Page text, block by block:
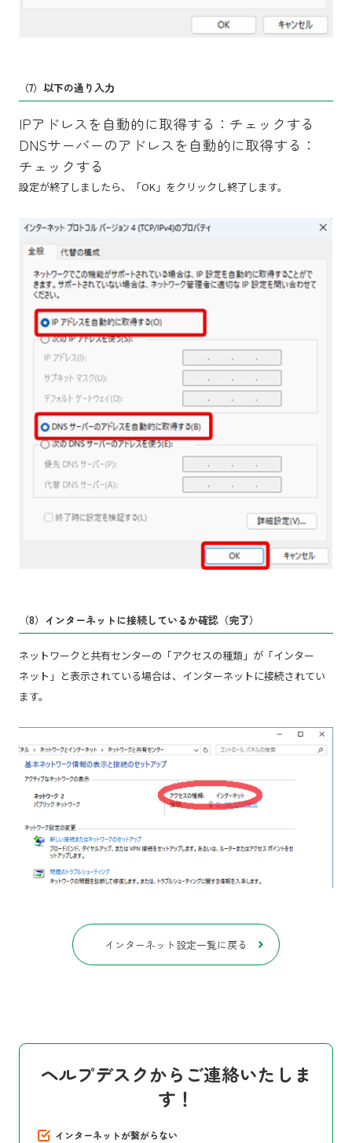
（7）以下の通り入力
IPアドレスを自動的に取得する：チェックする
DNSサーバーのアドレスを自動的に取得する：
チェックする
設定が終了しましたら、「OK」をクリックし終了します。
（8）インターネットに接続しているか確認（完了）
ネットワークと共有センターの「アクセスの種類」が「インター
ネット」と表示されている場合は、インターネットに接続されてい
ます。
インターネット設定一覧に戻る
ヘルプデスクからご連絡いたしま
す！
インターネットが繋がらない